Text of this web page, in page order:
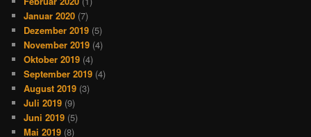
Januar 2020 (7)
Dezember 2019 (5)
November 2019 (4)
Oktober 2019 (4)
September 2019 (4)
August 2019 (3)
Juli 2019 (9)
Juni 2019 (5)
Mai 2019 (8)